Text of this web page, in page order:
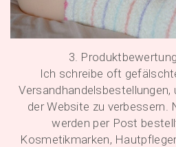
3.
Ich schreibe oft
Versandhandelsbestellungen,
der Website zu verbessern.
werden per Post
Kosmetikmarken,